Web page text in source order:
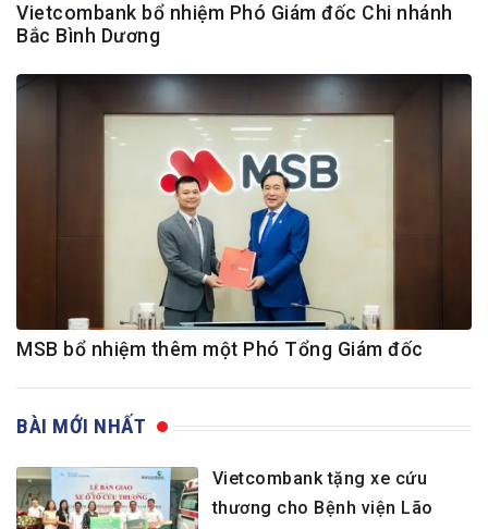
Vietcombank bổ nhiệm Phó Giám đốc Chi nhánh
Bắc Bình Dương
MSB bổ nhiệm thêm một Phó Tổng Giám đốc
BÀI MỚI NHẤT
Vietcombank tặng xe cứu
thương cho Bệnh viện Lão